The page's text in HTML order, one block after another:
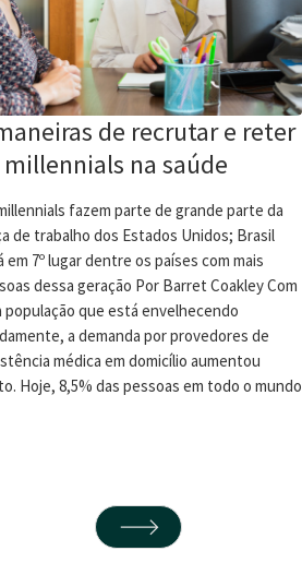
de recrutar e reter
millennials na saúde
fazem parte de grande parte da
de trabalho dos Estados Unidos; Brasil
em 7º lugar dentre os países com mais
dessa geração Por Barret Coakley Com
população que está envelhecendo
a demanda por provedores de
médica em domicílio aumentou
Hoje, 8,5% das pessoas em todo o mundo